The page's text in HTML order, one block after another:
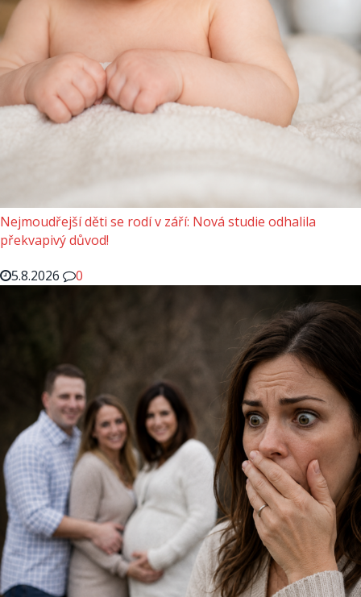
Nejmoudřejší děti se rodí v září: Nová studie odhalila
překvapivý důvod!
5.8.2026
0